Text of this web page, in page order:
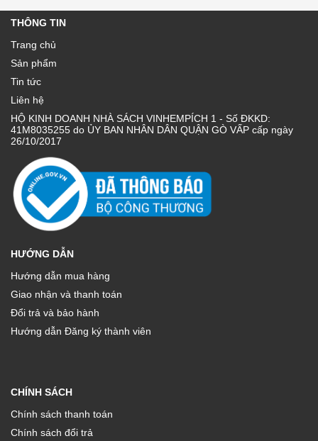
THÔNG TIN
Trang chủ
Sản phẩm
Tin tức
Liên hệ
HỘ KINH DOANH NHÀ SÁCH VINHEMPÍCH 1 - Số ĐKKD:
41M8035255 do ỦY BAN NHÂN DÂN QUẬN GÒ VẤP cấp ngày
26/10/2017
HƯỚNG DẪN
Hướng dẫn mua hàng
Giao nhận và thanh toán
Đổi trả và bảo hành
Hướng dẫn Đăng ký thành viên
CHÍNH SÁCH
Chính sách thanh toán
Chính sách đổi trả